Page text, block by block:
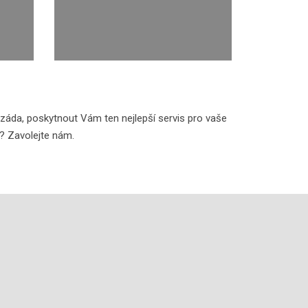
poskytnout Vám ten nejlepší servis pro vaše
Zavolejte nám.